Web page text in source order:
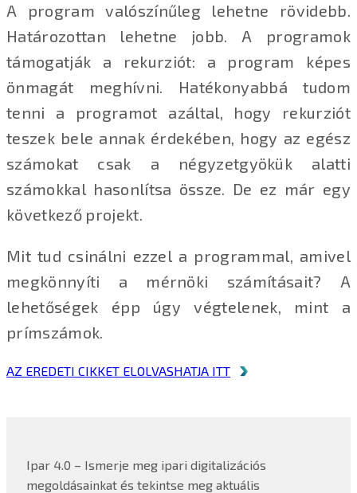
A program valószínűleg lehetne rövidebb.
Határozottan lehetne jobb. A programok
támogatják a rekurziót: a program képes
önmagát meghívni. Hatékonyabbá tudom
tenni a programot azáltal, hogy rekurziót
teszek bele annak érdekében, hogy az egész
számokat csak a négyzetgyökük alatti
számokkal hasonlítsa össze. De ez már egy
következő projekt.
Mit tud csinálni ezzel a programmal, amivel
megkönnyíti a mérnöki számításait? A
lehetőségek épp úgy végtelenek, mint a
prímszámok.
AZ EREDETI CIKKET ELOLVASHATJA ITT
Ipar 4.0 – Ismerje meg ipari digitalizációs
megoldásainkat és tekintse meg aktuális